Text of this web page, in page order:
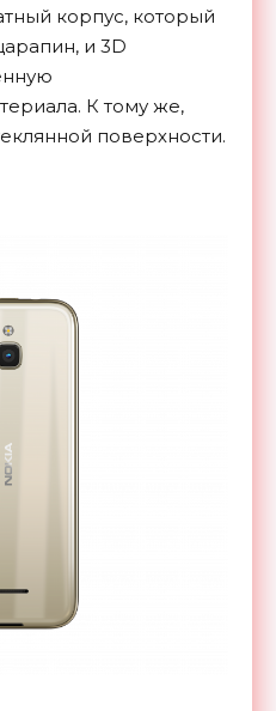
корпус, который
и 3D
К тому же,
поверхности.